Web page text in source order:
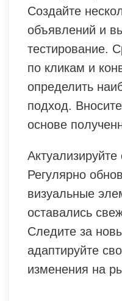
Создайте
объявлений и
тестирование.
по кликам и
определить
подход.
основе
Регулярно
визуальные
оставались
Следите за
адаптируйте
изменения на